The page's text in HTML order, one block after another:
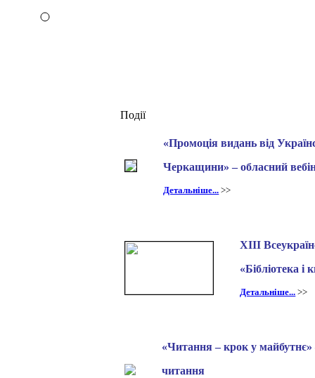
Події
«Промоція видань від
Черкащини» – обласний
Детальніше... >>
ХІІІ
«Бібліотека і
Детальніше... >>
«Читання – крок у майбутнє»
читання